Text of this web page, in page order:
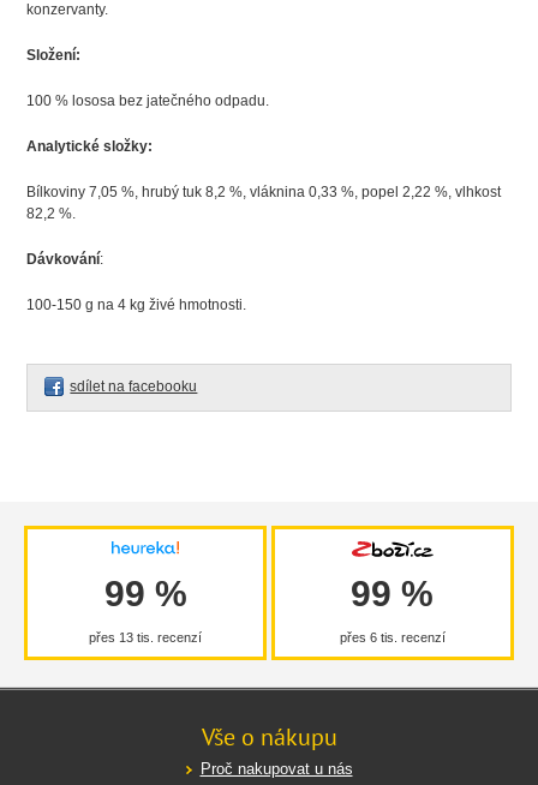
konzervanty.
Složení:
100 % lososa bez jatečného odpadu.
Analytické složky:
Bílkoviny 7,05 %, hrubý tuk 8,2 %, vláknina 0,33 %, popel 2,22 %, vlhkost
82,2 %.
Dávkování:
100-150 g na 4 kg živé hmotnosti.
sdílet na facebooku
99 %
přes 13 tis. recenzí
99 %
přes 6 tis. recenzí
Vše o nákupu
Proč nakupovat u nás